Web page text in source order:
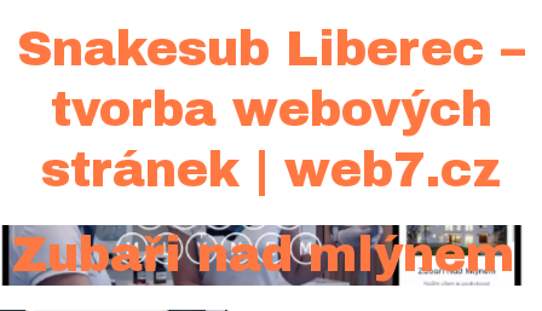
Snakesub Liberec –
tvorba webových
stránek | web7.cz
Zubaři nad mlýnem